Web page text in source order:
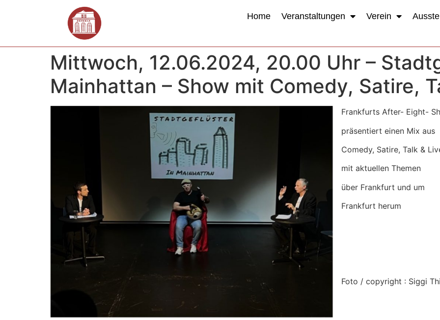
Home Veranstaltungen Verein
Mittwoch, 12.06.2024, 20.00 Uhr –
Mainhattan – Show mit Comedy, Satire,
Frankfurts After- Eight-
präsentiert einen Mix aus
Comedy, Satire, Talk &
mit aktuellen Themen
über Frankfurt und um
Frankfurt herum
Foto / copyright : Siggi